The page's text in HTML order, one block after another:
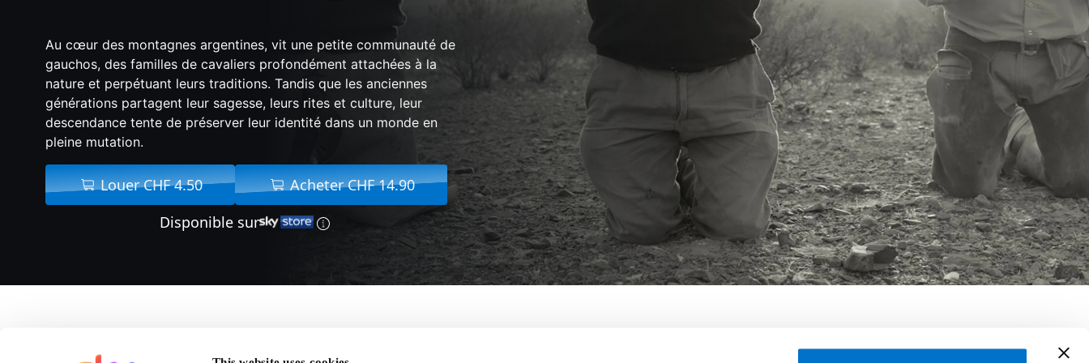
Au cœur des montagnes argentines, vit une petite communauté de
gauchos, des familles de cavaliers profondément attachées à la
nature et perpétuant leurs traditions. Tandis que les anciennes
générations partagent leur sagesse, leurs rites et culture, leur
descendance tente de préserver leur identité dans un monde en
pleine mutation.
Louer CHF 4.50
Acheter CHF 14.90
Disponible sur